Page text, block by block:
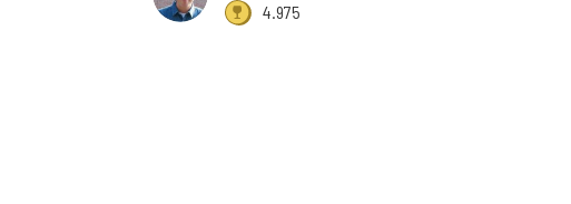
4.975